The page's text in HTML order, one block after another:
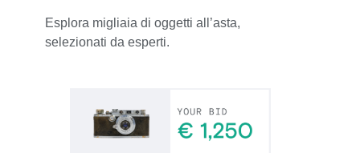
Esplora migliaia di oggetti all’asta,
selezionati da esperti.